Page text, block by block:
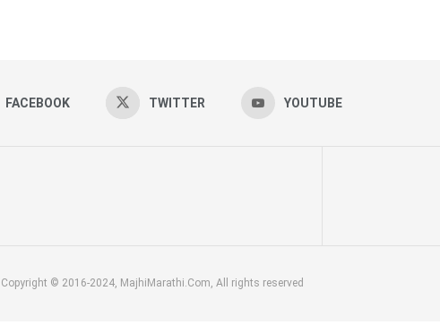
FACEBOOK TWITTER YOUTUBE
Copyright © 2016-2024, MajhiMarathi.Com, All rights reserved